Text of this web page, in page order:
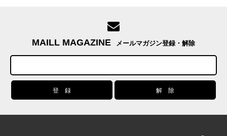
MAILL MAGAZINE メールマガジン登録・解除